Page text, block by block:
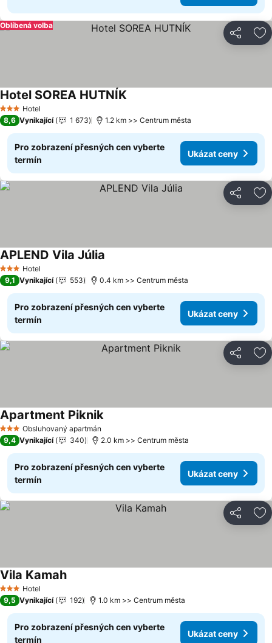
Sdílet
Oblíbená volba
3 Počet hvězdiček
Hotel
Hotel SOREA HUTNÍKUkázat ceny
8,6 Vynikající 1 673 1.2 km >> Centrum města
Pro zobrazení přesných cen vyberte
termín
Ukázat ceny
Sdílet
3 Počet hvězdiček
Hotel
APLEND Vila Júlia
9,1 Vynikající 553 0.4 km >> Centrum města
Pro zobrazení přesných cen vyberte
termín
Ukázat ceny
Sdílet
3 Počet hvězdiček
Obsluhovaný apartmán
Apartment PiknikUkázat ceny
9,4 Vynikající 340 2.0 km >> Centrum města
Pro zobrazení přesných cen vyberte
termín
Ukázat ceny
Sdílet
3 Počet hvězdiček
Hotel
Vila KamahUkázat ceny
9,5 Vynikající 192 1.0 km >> Centrum města
Pro zobrazení přesných cen vyberte
termín
Ukázat ceny